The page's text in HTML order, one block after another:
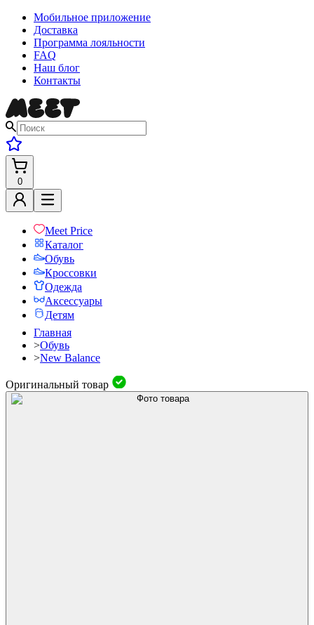
Мобильное приложение
Доставка
Программа лояльности
FAQ
Наш блог
Контакты
0
Meet Price
Каталог
Обувь
Кроссовки
Одежда
Аксессуары
Детям
Главная
>Обувь
>New Balance
Оригинальный товар